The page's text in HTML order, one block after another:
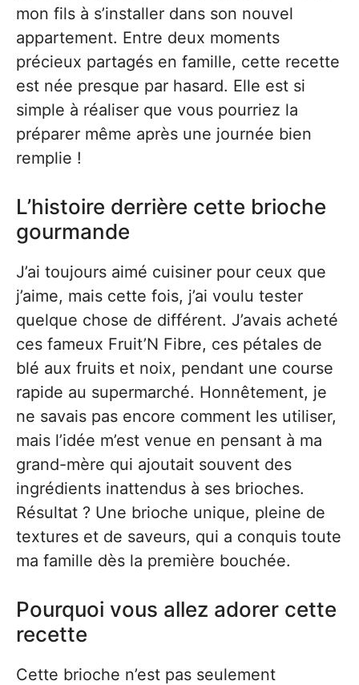
mon fils à s’installer dans son nouvel
appartement. Entre deux moments
précieux partagés en famille, cette recette
est née presque par hasard. Elle est si
simple à réaliser que vous pourriez la
préparer même après une journée bien
remplie !
L’histoire derrière cette brioche
gourmande
J’ai toujours aimé cuisiner pour ceux que
j’aime, mais cette fois, j’ai voulu tester
quelque chose de différent. J’avais acheté
ces fameux Fruit’N Fibre, ces pétales de
blé aux fruits et noix, pendant une course
rapide au supermarché. Honnêtement, je
ne savais pas encore comment les utiliser,
mais l’idée m’est venue en pensant à ma
grand-mère qui ajoutait souvent des
ingrédients inattendus à ses brioches.
Résultat ? Une brioche unique, pleine de
textures et de saveurs, qui a conquis toute
ma famille dès la première bouchée.
Pourquoi vous allez adorer cette
recette
Cette brioche n’est pas seulement